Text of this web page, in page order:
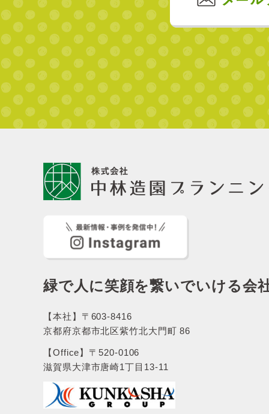
緑で人に笑顔を繋いでいける会
【本社】〒603-8416
京都府京都市北区紫竹北大門町 86
【Office】〒520-0106
滋賀県大津市唐崎1丁目13-11